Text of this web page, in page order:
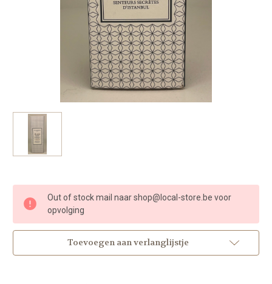
voorraad:Out of stock mail naar shop@local-store.be voor
opvolging
Toevoegen aan verlanglijstje